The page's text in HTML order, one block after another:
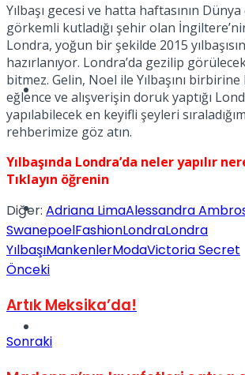
Tatil
Spor
Yılbaşı gecesi ve hatta haftasının Dünya
görkemli kutladığı şehir olan
Londra, yoğun bir şekilde 2015
hazırlanıyor. Londra’da gezilip
bitmez. Gelin, Noel ile Yılbaşını
eğlence ve alışverişin doruk yaptığı
yapılabilecek en keyifli şeyleri
rehberimize göz atın.
Yılbaşında Londra’da neler yapılır
Tıklayın öğrenin
Diğer: Adriana LimaAlessandra
SwanepoelFashionLondraLondra
YılbaşıMankenlerModaVictoria Secret
Önceki
Artık Meksika’da!
Sonraki